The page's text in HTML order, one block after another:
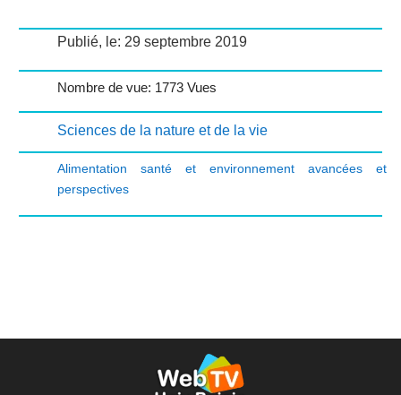
Publié, le: 29 septembre 2019
Nombre de vue: 1773 Vues
Sciences de la nature et de la vie
Alimentation santé et environnement avancées et
perspectives